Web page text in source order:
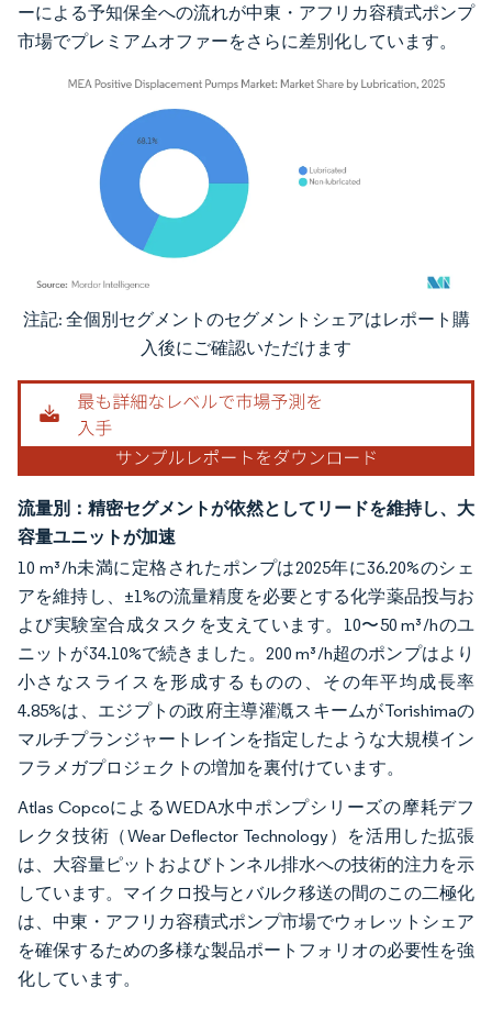
ーによる予知保全への流れが中東・アフリカ容積式ポンプ
市場でプレミアムオファーをさらに差別化しています。
画像 © Mordor Intelligence。再利用にはCC BY 4.0の表示が必要です。
注記: 全個別セグメントのセグメントシェアはレポート購
入後にご確認いただけます
流量別：精密セグメントが依然としてリードを維持し、大
容量ユニットが加速
10 m³/h未満に定格されたポンプは2025年に36.20%のシェ
アを維持し、±1%の流量精度を必要とする化学薬品投与お
よび実験室合成タスクを支えています。10〜50 m³/hのユ
ニットが34.10%で続きました。200 m³/h超のポンプはより
小さなスライスを形成するものの、その年平均成長率
4.85%は、エジプトの政府主導灌漑スキームがTorishimaの
マルチプランジャートレインを指定したような大規模イン
フラメガプロジェクトの増加を裏付けています。
Atlas CopcoによるWEDA水中ポンプシリーズの摩耗デフ
レクタ技術（Wear Deflector Technology）を活用した拡張
は、大容量ピットおよびトンネル排水への技術的注力を示
しています。マイクロ投与とバルク移送の間のこの二極化
は、中東・アフリカ容積式ポンプ市場でウォレットシェア
を確保するための多様な製品ポートフォリオの必要性を強
化しています。